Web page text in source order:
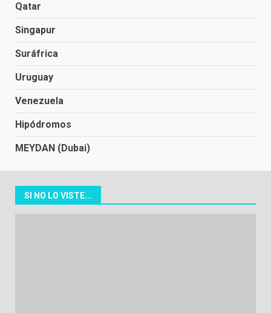
Qatar
Singapur
Suráfrica
Uruguay
Venezuela
Hipódromos
MEYDAN (Dubai)
SI NO LO VISTE...